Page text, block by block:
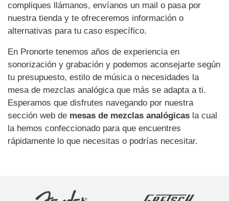
compliques llámanos, envíanos un mail o pasa por
nuestra tienda y te ofreceremos información o
alternativas para tu caso específico.
En Pronorte tenemos años de experiencia en
sonorización y grabación y podemos aconsejarte según
tu presupuesto, estilo de música o necesidades la
mesa de mezclas analógica que más se adapta a ti.
Esperamos que disfrutes navegando por nuestra
sección web de mesas de mezclas analógicas la cual
la hemos confeccionado para que encuentres
rápidamente lo que necesitas o podrías necesitar.